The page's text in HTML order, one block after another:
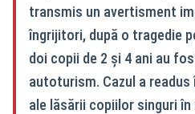
transmis un avertisment
îngrijitori, după o tragedie
doi copii de 2 și 4 ani au
autoturism. Cazul a
ale lăsării copiilor singuri în